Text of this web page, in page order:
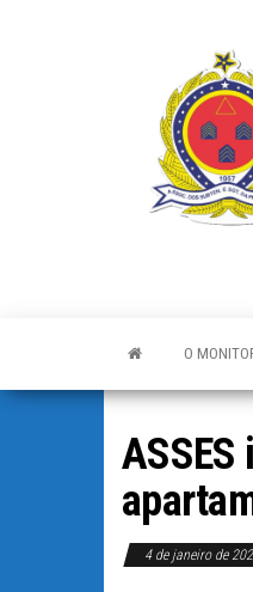
O
4 de janeiro de